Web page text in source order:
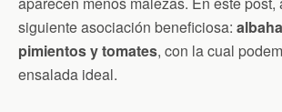
siguiente asociación beneficiosa:
pimientos y tomates, con la cual
ensalada ideal.